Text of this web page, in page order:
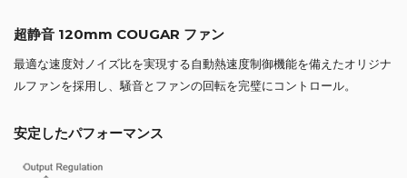
超静音 120mm COUGAR ファン
最適な速度対ノイズ比を実現する自動熱速度制御機能を備えたオリジナ
ルファンを採用し、騒音とファンの回転を完璧にコントロール。
安定したパフォーマンス